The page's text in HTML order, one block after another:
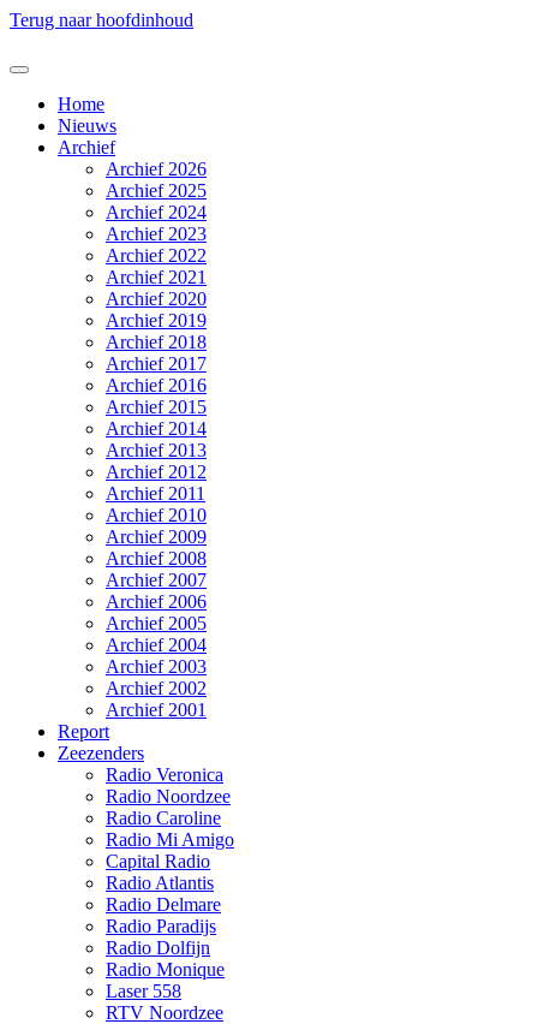
Terug naar hoofdinhoud
Home
Nieuws
Archief
Archief 2026
Archief 2025
Archief 2024
Archief 2023
Archief 2022
Archief 2021
Archief 2020
Archief 2019
Archief 2018
Archief 2017
Archief 2016
Archief 2015
Archief 2014
Archief 2013
Archief 2012
Archief 2011
Archief 2010
Archief 2009
Archief 2008
Archief 2007
Archief 2006
Archief 2005
Archief 2004
Archief 2003
Archief 2002
Archief 2001
Report
Zeezenders
Radio Veronica
Radio Noordzee
Radio Caroline
Radio Mi Amigo
Capital Radio
Radio Atlantis
Radio Delmare
Radio Paradijs
Radio Dolfijn
Radio Monique
Laser 558
RTV Noordzee